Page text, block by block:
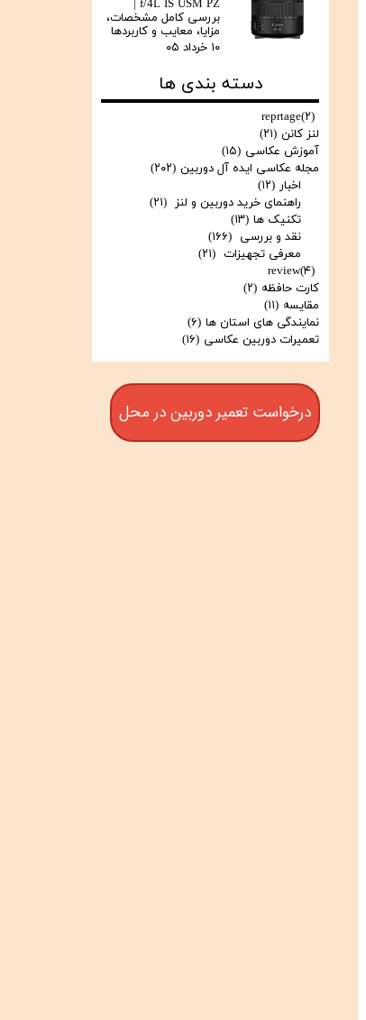
بررسی کامل مشخصات،
مزایا، معایب و کاربردها
۱۰ خرداد ۰۵
دسته بندی ها
reprtage(۲)
لنز کانن (۲۱)
آموزش عکاسی (۱۵)
مجله عکاسی ایده آل دوربین (۲۰۲)
اخبار (۱۲)
راهنمای خرید دوربین و لنز (۲۱)
تکنیک ها (۱۳)
نقد و بررسی (۱۶۶)
معرفی تجهیزات (۲۱)
review(۴)
کارت حافظه (۲)
مقایسه (۱۱)
نمایندگی های استان ها (۶)
تعمیرات دوربین عکاسی (۱۶)
درخواست تعمیر دوربین در محل